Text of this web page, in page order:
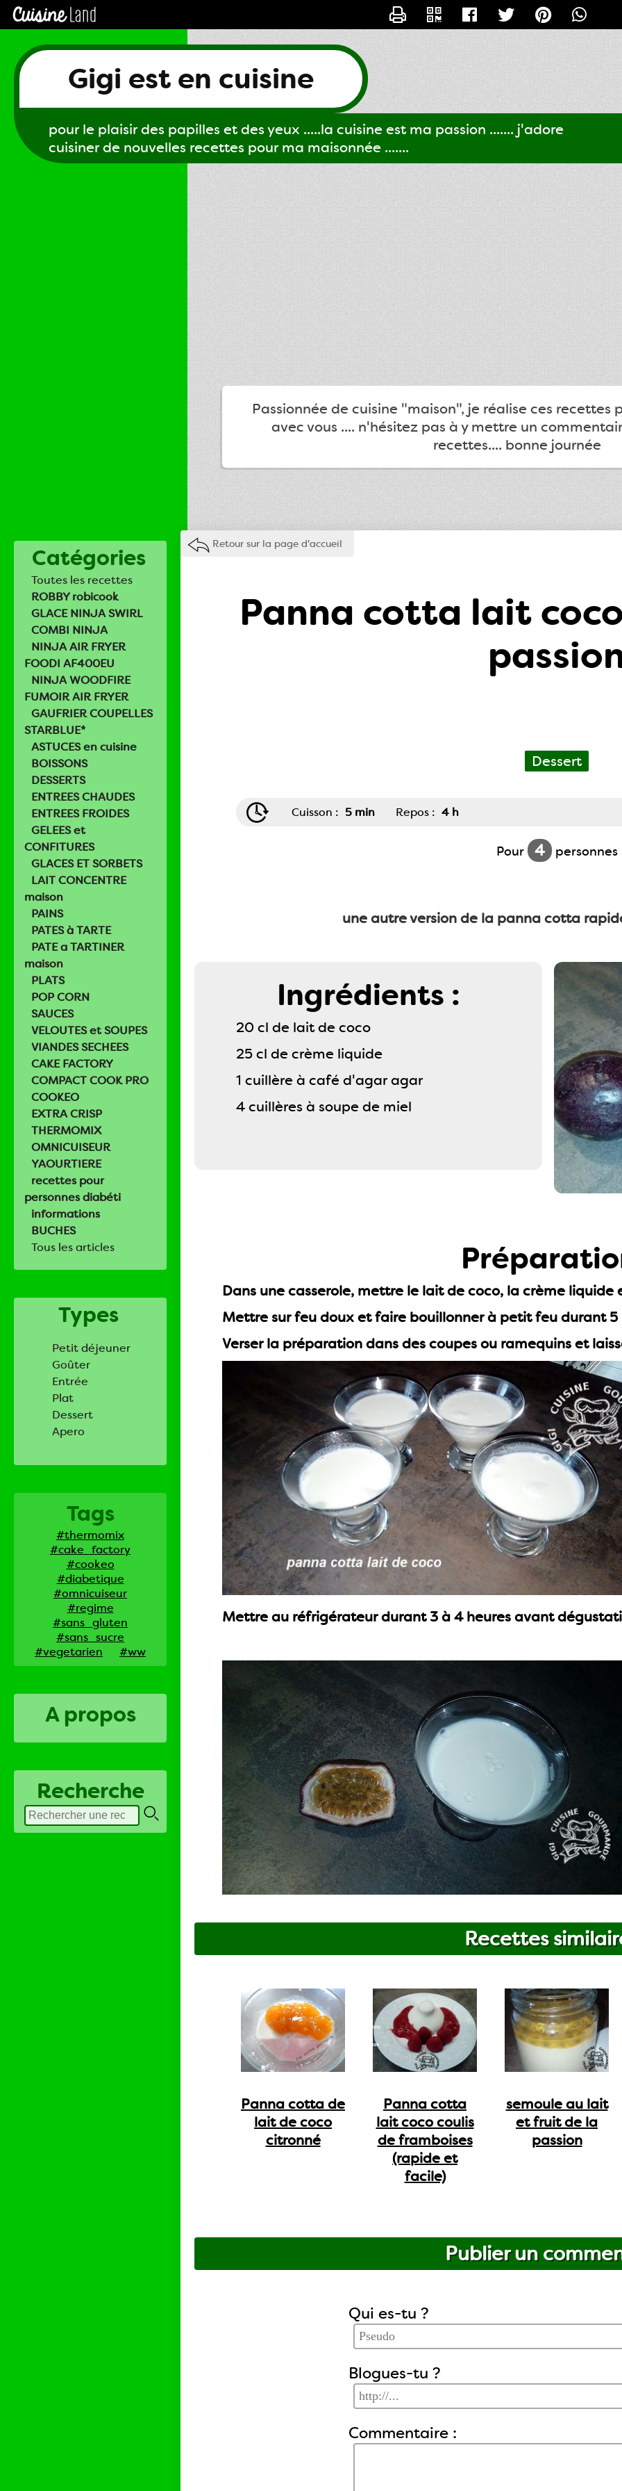
Gigi est en cuisine
pour le plaisir des papilles et des yeux .....la cuisine est ma passion ....... j'adore
cuisiner de nouvelles recettes pour ma maisonnée .......
Passionnée de cuisine "maison", je réalise ces recettes
avec vous .... n'hésitez pas à y mettre un
recettes.... bonne journée
Catégories
Toutes les recettes
ROBBY robicook
GLACE NINJA SWIRL
COMBI NINJA
NINJA AIR FRYER
FOODI AF400EU
NINJA WOODFIRE
FUMOIR AIR FRYER
GAUFRIER COUPELLES
STARBLUE*
ASTUCES en cuisine
BOISSONS
DESSERTS
ENTREES CHAUDES
ENTREES FROIDES
GELEES et
CONFITURES
GLACES ET SORBETS
LAIT CONCENTRE
maison
PAINS
PATES à TARTE
PATE a TARTINER
maison
PLATS
POP CORN
SAUCES
VELOUTES et SOUPES
VIANDES SECHEES
CAKE FACTORY
COMPACT COOK PRO
COOKEO
EXTRA CRISP
THERMOMIX
OMNICUISEUR
YAOURTIERE
recettes pour
personnes diabéti
informations
BUCHES
Tous les articles
Types
Petit déjeuner
Goûter
Entrée
Plat
Dessert
Apero
Tags
#thermomix
#cake_factory
#cookeo
#diabetique
#omnicuiseur
#regime
#sans_gluten
#sans_sucre
#vegetarien
#ww
A propos
Recherche
Retour sur la page d'accueil
Panna cotta lait
Dessert
Cuisson : 5 min Repos : 4 h
Pour 4 personnes
une autre version de la panna cotta
Ingrédients :
20 cl de lait de coco
25 cl de crème liquide
1 cuillère à café d'agar agar
4 cuillères à soupe de miel
Dans une casserole, mettre le lait de coco, la crème
Mettre sur feu doux et faire bouillonner à petit feu durant 5
Verser la préparation dans des coupes ou ramequins et
Mettre au réfrigérateur durant 3 à 4 heures avant
Recettes
Panna cotta de
lait de coco
citronné
Panna cotta
lait coco coulis
de framboises
(rapide et
facile)
semoule au lait
et fruit de la
passion
Publier un
Qui es-tu ?
Blogues-tu ?
Commentaire :
CONTACTER GIGI61